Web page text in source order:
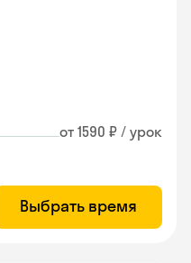
от 1590 ₽ / урок
Выбрать время